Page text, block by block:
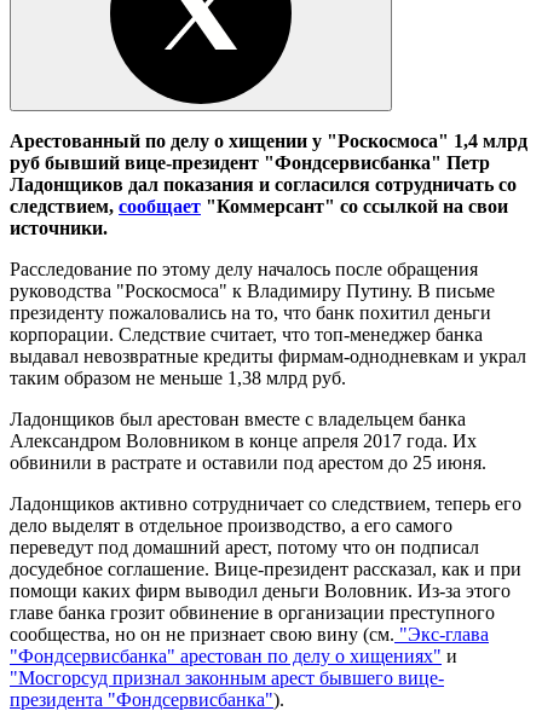
Арестованный по делу о хищении у "Роскосмоса" 1,4 млрд
руб бывший вице-президент "Фондсервисбанка" Петр
Ладонщиков дал показания и согласился сотрудничать со
следствием, сообщает "Коммерсант" со ссылкой на свои
источники.
Расследование по этому делу началось после обращения
руководства "Роскосмоса" к Владимиру Путину. В письме
президенту пожаловались на то, что банк похитил деньги
корпорации. Следствие считает, что топ-менеджер банка
выдавал невозвратные кредиты фирмам-однодневкам и украл
таким образом не меньше 1,38 млрд руб.
Ладонщиков был арестован вместе с владельцем банка
Александром Воловником в конце апреля 2017 года. Их
обвинили в растрате и оставили под арестом до 25 июня.
Ладонщиков активно сотрудничает со следствием, теперь его
дело выделят в отдельное производство, а его самого
переведут под домашний арест, потому что он подписал
досудебное соглашение. Вице-президент рассказал, как и при
помощи каких фирм выводил деньги Воловник. Из-за этого
главе банка грозит обвинение в организации преступного
сообщества, но он не признает свою вину (см. "Экс-глава
"Фондсервисбанка" арестован по делу о хищениях" и
"Мосгорсуд признал законным арест бывшего вице-
президента "Фондсервисбанка").